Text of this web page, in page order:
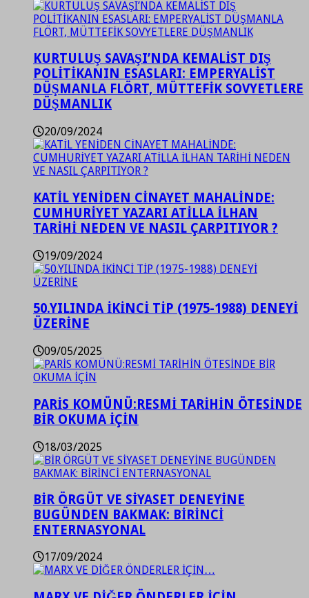
KURTULUŞ SAVAŞI’NDA KEMALİST DIŞ
POLİTİKANIN ESASLARI: EMPERYALİST
DÜŞMANLA FLÖRT, MÜTTEFİK SOVYETLERE
DÜŞMANLIK
20/09/2024
KATİL YENİDEN CİNAYET MAHALİNDE:
CUMHURİYET YAZARI ATİLLA İLHAN
TARİHİ NEDEN VE NASIL ÇARPITIYOR ?
19/09/2024
50.YILINDA İKİNCİ TİP (1975-1988) DENEYİ
ÜZERİNE
09/05/2025
PARİS KOMÜNÜ:RESMİ TARİHİN ÖTESİNDE
BİR OKUMA İÇİN
18/03/2025
BİR ÖRGÜT VE SİYASET DENEYİNE
BUGÜNDEN BAKMAK: BİRİNCİ
ENTERNASYONAL
17/09/2024